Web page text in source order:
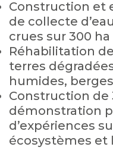
Construction et
de collecte
crues sur 300
Réhabilitation
terres
humides,
Construction de
démonstration
d’expériences
écosystèmes et